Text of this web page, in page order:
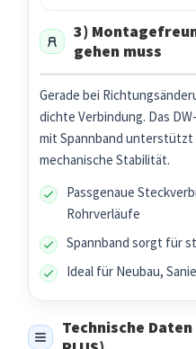
3)
gehen muss
Gerade bei
dichte Verbindung. Das
mit Spannband
mechanische Stabilität.
Passgenaue
Rohrverläufe
Spannband sorgt für
Ideal für Neubau,
Technische